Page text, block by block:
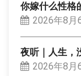
你嫁什么性格
2026年8月
夜听｜人生，
2026年8月